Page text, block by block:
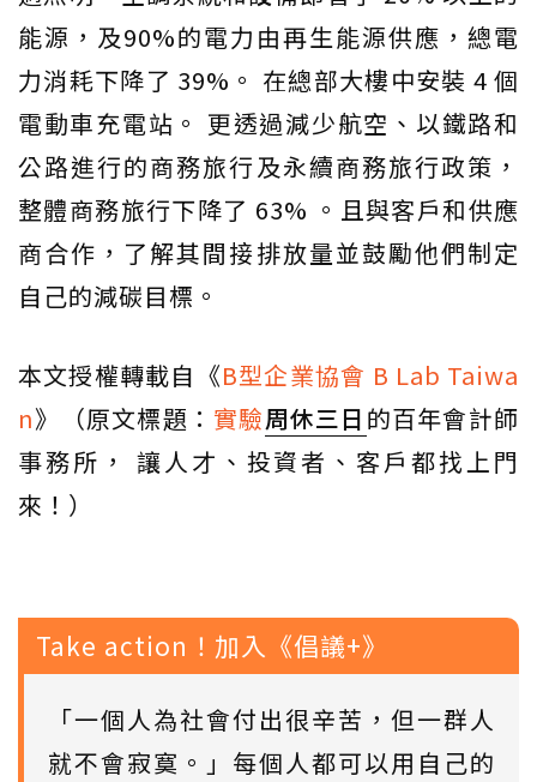
能源，及90%的電力由再生能源供應，總電
力消耗下降了 39%。 在總部大樓中安裝 4 個
電動車充電站。 更透過減少航空、以鐵路和
公路進行的商務旅行及永續商務旅行政策，
整體商務旅行下降了 63% 。且與客戶和供應
商合作，了解其間接排放量並鼓勵他們制定
自己的減碳目標。
本文授權轉載自《B型企業協會 B Lab Taiwa
n》（原文標題： 實驗周休三日 的百年會計師
事務所， 讓人才、投資者、客戶都找上門
來！）
Take action！加入《倡議+》
「一個人為社會付出很辛苦，但一群人
就不會寂寞。」每個人都可以用自己的